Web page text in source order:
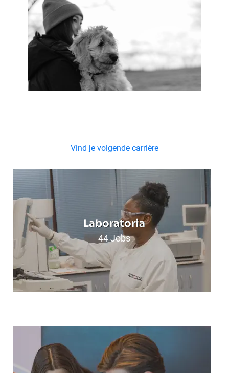
Vind je volgende carrière
Laboratoria
44 Jobs